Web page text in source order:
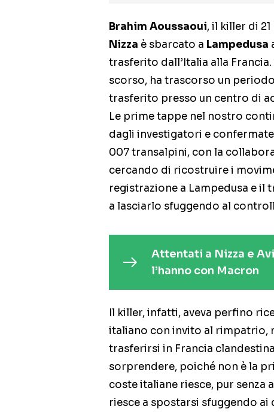
Brahim Aoussaoui, il killer di
Nizza è sbarcato a Lampedusa
trasferito dall’Italia alla
scorso, ha trascorso un
trasferito presso un centro di
Le prime tappe nel nostro
dagli investigatori e
007 transalpini, con la
cercando di ricostruire i
registrazione a Lampedusa e il
a lasciarlo sfuggendo al
Attentati a Nizza e
l’hanno con Macron
Il killer, infatti, aveva perfino
italiano con invito al rimpatrio,
trasferirsi in Francia
sorprendere, poiché non è la
coste italiane riesce, pur senza
riesce a spostarsi sfuggendo